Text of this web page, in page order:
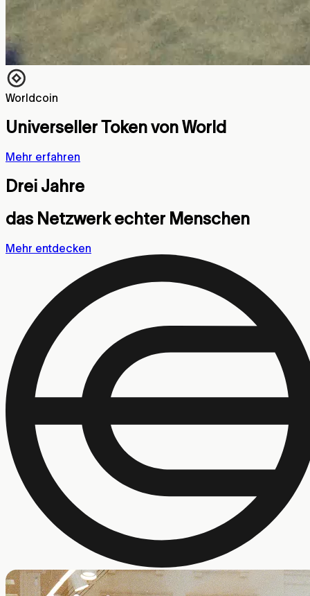
Worldcoin
Universeller Token von World
Mehr erfahren
Drei Jahre
das Netzwerk echter Menschen
Mehr entdecken